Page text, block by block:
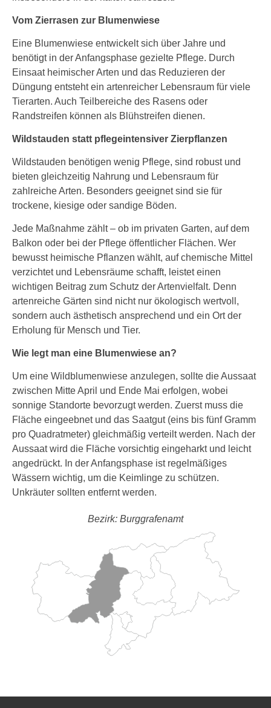
Vom Zierrasen zur Blumenwiese
Eine Blumenwiese entwickelt sich über Jahre und
benötigt in der Anfangsphase gezielte Pflege. Durch
Einsaat heimischer Arten und das Reduzieren der
Düngung entsteht ein artenreicher Lebensraum für viele
Tierarten. Auch Teilbereiche des Rasens oder
Randstreifen können als Blühstreifen dienen.
Wildstauden statt pflegeintensiver Zierpflanzen
Wildstauden benötigen wenig Pflege, sind robust und
bieten gleichzeitig Nahrung und Lebensraum für
zahlreiche Arten. Besonders geeignet sind sie für
trockene, kiesige oder sandige Böden.
Jede Maßnahme zählt – ob im privaten Garten, auf dem
Balkon oder bei der Pflege öffentlicher Flächen. Wer
bewusst heimische Pflanzen wählt, auf chemische Mittel
verzichtet und Lebensräume schafft, leistet einen
wichtigen Beitrag zum Schutz der Artenvielfalt. Denn
artenreiche Gärten sind nicht nur ökologisch wertvoll,
sondern auch ästhetisch ansprechend und ein Ort der
Erholung für Mensch und Tier.
Wie legt man eine Blumenwiese an?
Um eine Wildblumenwiese anzulegen, sollte die Aussaat
zwischen Mitte April und Ende Mai erfolgen, wobei
sonnige Standorte bevorzugt werden. Zuerst muss die
Fläche eingeebnet und das Saatgut (eins bis fünf Gramm
pro Quadratmeter) gleichmäßig verteilt werden. Nach der
Aussaat wird die Fläche vorsichtig eingeharkt und leicht
angedrückt. In der Anfangsphase ist regelmäßiges
Wässern wichtig, um die Keimlinge zu schützen.
Unkräuter sollten entfernt werden.
Bezirk: Burggrafenamt